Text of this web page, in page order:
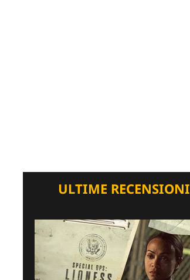
ULTIME RECENSIONI